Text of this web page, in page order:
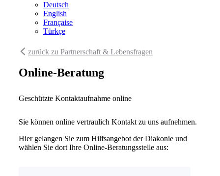
Deutsch
English
Française
Türkçe
zurück zu Partnerschaft & Lebensfragen
Online-Beratung
Geschützte Kontaktaufnahme online
Sie können online vertraulich Kontakt zu uns aufnehmen.
Hier gelangen Sie zum Hilfsangebot der Diakonie und
wählen Sie dort Ihre Online-Beratungsstelle aus: